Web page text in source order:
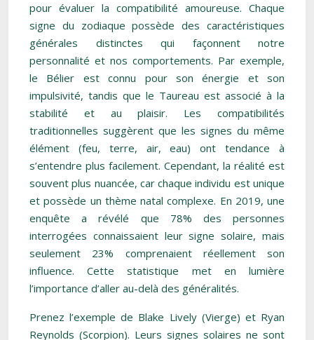
pour évaluer la compatibilité amoureuse. Chaque
signe du zodiaque possède des caractéristiques
générales distinctes qui façonnent notre
personnalité et nos comportements. Par exemple,
le Bélier est connu pour son énergie et son
impulsivité, tandis que le Taureau est associé à la
stabilité et au plaisir. Les compatibilités
traditionnelles suggèrent que les signes du même
élément (feu, terre, air, eau) ont tendance à
s’entendre plus facilement. Cependant, la réalité est
souvent plus nuancée, car chaque individu est unique
et possède un thème natal complexe. En 2019, une
enquête a révélé que 78% des personnes
interrogées connaissaient leur signe solaire, mais
seulement 23% comprenaient réellement son
influence. Cette statistique met en lumière
l’importance d’aller au-delà des généralités.
Prenez l’exemple de Blake Lively (Vierge) et Ryan
Reynolds (Scorpion). Leurs signes solaires ne sont